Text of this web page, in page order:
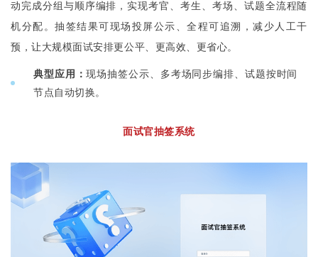
动完成分组与顺序编排，实现考官、考生、考场、试题全流程随
机分配。抽签结果可现场投屏公示、全程可追溯，减少人工干
预，让大规模面试安排更公平、更高效、更省心。
典型应用：现场抽签公示、多考场同步编排、试题按时间
节点自动切换。
面试官抽签系统